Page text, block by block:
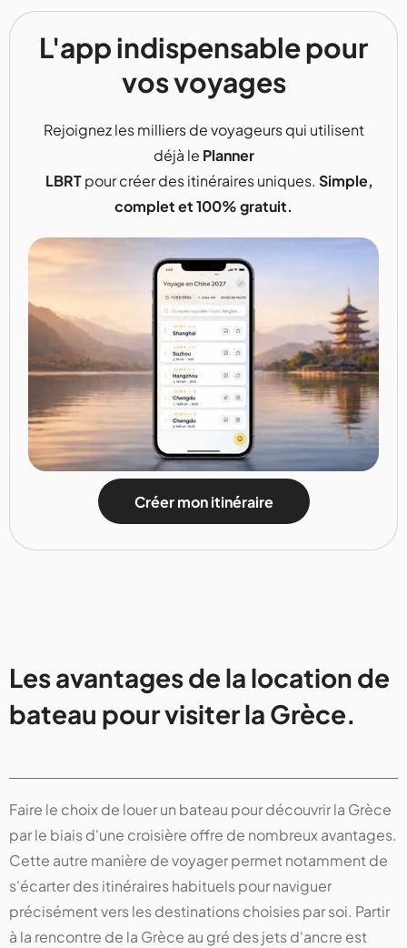
L'app indispensable pour
vos voyages
Rejoignez les milliers de voyageurs qui utilisent
déjà le Planner
LBRTpour créer des itinéraires uniques. Simple,
complet et 100% gratuit.
Créer mon itinéraire
Les avantages de la location de
bateau pour visiter la Grèce.
Faire le choix de louer un bateau pour découvrir la Grèce
par le biais d'une croisière offre de nombreux avantages.
Cette autre manière de voyager permet notamment de
s'écarter des itinéraires habituels pour naviguer
précisément vers les destinations choisies par soi. Partir
à la rencontre de la Grèce au gré des jets d'ancre est